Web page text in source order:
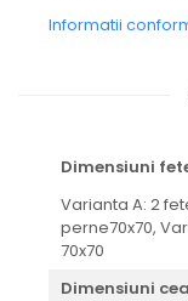
Informatii
Dimensiuni
Varianta A: 2
perne70x70,
70x70
Dimensiuni